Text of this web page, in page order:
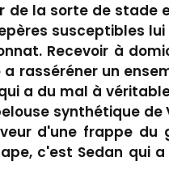
de la sorte de stade
susceptibles
Recevoir à
rasséréner un
a du mal à
synthétique de
d'une frappe du
c'est Sedan qui a